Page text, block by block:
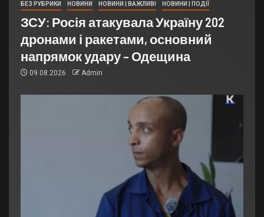
БЕЗ РУБРИКИ НОВИНИ НОВИНИ | ВАЖЛИВІ НОВИНИ | ПОДІЇ
ЗСУ: Росія атакувала Україну 202
дронами і ракетами, основний
напрямок удару – Одещина
09.08.2026 Admin